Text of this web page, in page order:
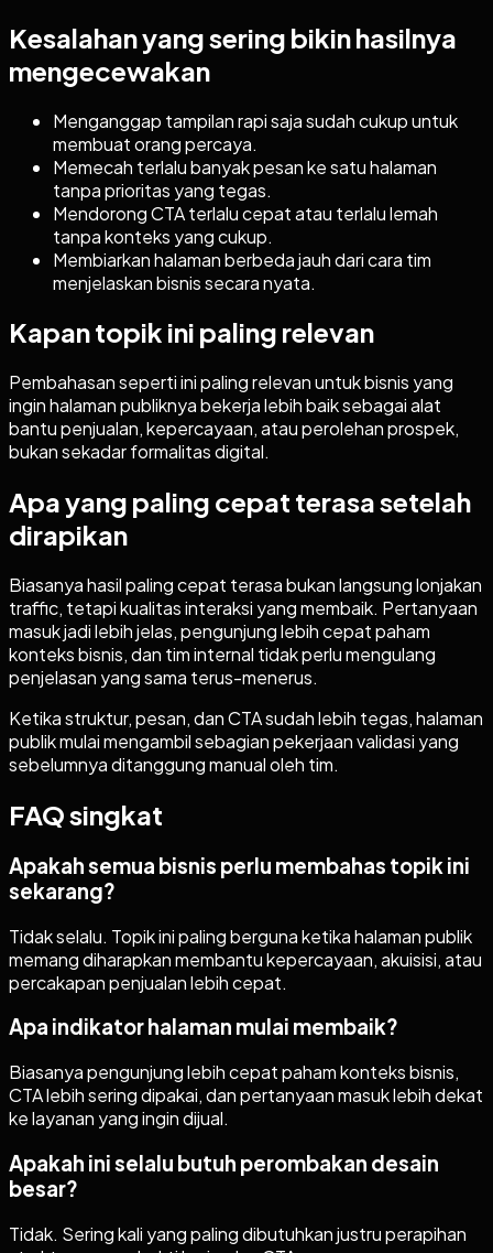
Kesalahan yang sering bikin hasilnya
mengecewakan
Menganggap tampilan rapi saja sudah cukup untuk
membuat orang percaya.
Memecah terlalu banyak pesan ke satu halaman
tanpa prioritas yang tegas.
Mendorong CTA terlalu cepat atau terlalu lemah
tanpa konteks yang cukup.
Membiarkan halaman berbeda jauh dari cara tim
menjelaskan bisnis secara nyata.
Kapan topik ini paling relevan
Pembahasan seperti ini paling relevan untuk bisnis yang
ingin halaman publiknya bekerja lebih baik sebagai alat
bantu penjualan, kepercayaan, atau perolehan prospek,
bukan sekadar formalitas digital.
Apa yang paling cepat terasa setelah
dirapikan
Biasanya hasil paling cepat terasa bukan langsung lonjakan
traffic, tetapi kualitas interaksi yang membaik. Pertanyaan
masuk jadi lebih jelas, pengunjung lebih cepat paham
konteks bisnis, dan tim internal tidak perlu mengulang
penjelasan yang sama terus-menerus.
Ketika struktur, pesan, dan CTA sudah lebih tegas, halaman
publik mulai mengambil sebagian pekerjaan validasi yang
sebelumnya ditanggung manual oleh tim.
FAQ singkat
Apakah semua bisnis perlu membahas topik ini
sekarang?
Tidak selalu. Topik ini paling berguna ketika halaman publik
memang diharapkan membantu kepercayaan, akuisisi, atau
percakapan penjualan lebih cepat.
Apa indikator halaman mulai membaik?
Biasanya pengunjung lebih cepat paham konteks bisnis,
CTA lebih sering dipakai, dan pertanyaan masuk lebih dekat
ke layanan yang ingin dijual.
Apakah ini selalu butuh perombakan desain
besar?
Tidak. Sering kali yang paling dibutuhkan justru perapihan